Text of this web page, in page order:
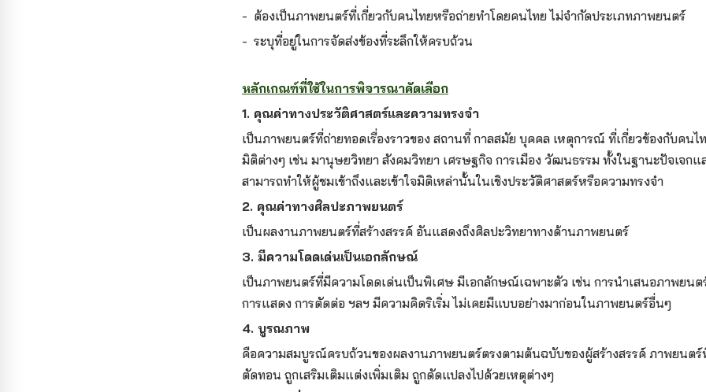
- ต้องเป็นภาพยนตร์ที่เกี่ยวกับคนไทยหรือถ่ายทำโดยคนไทย ไม่จำกัดประเภทภาพยนตร์
- ระบุที่อยู่ในการจัดส่งข้องที่ระลึกให้ครบถ้วน
หลักเกณฑ์ที่ใช้ในการพิจารณาคัดเลือก
1. คุณค่าทางประวัติศาสตร์และความทรงจำ
เป็นภาพยนตร์ที่ถ่ายทอดเรื่องราวของ สถานที่ กาลสมัย บุคคล เหตุการณ์ ที่เกี่ยวข้องกับคนไ
มิติต่างๆ เช่น มานุษยวิทยา สังคมวิทยา เศรษฐกิจ การเมือง วัฒนธรรม ทั้งในฐานะปัจเจก
สามารถทำให้ผู้ชมเข้าถึงและเข้าใจมิติเหล่านั้นในเชิงประวัติศาสตร์หรือความทรงจำ
2. คุณค่าทางศิลปะภาพยนตร์
เป็นผลงานภาพยนตร์ที่สร้างสรรค์ อันแสดงถึงศิลปะวิทยาทางด้านภาพยนตร์
3. มีความโดดเด่นเป็นเอกลักษณ์
เป็นภาพยนตร์ที่มีความโดดเด่นเป็นพิเศษ มีเอกลักษณ์เฉพาะตัว เช่น การนำเสนอภาพยนต
การแสดง การตัดต่อ ฯลฯ มีความคิดริเริ่ม ไม่เคยมีแบบอย่างมาก่อนในภาพยนตร์อื่นๆ
4. บูรณภาพ
คือความสมบูรณ์ครบถ้วนของผลงานภาพยนตร์ตรงตามต้นฉบับของผู้สร้างสรรค์ ภาพยนตร์
ตัดทอน ถูกเสริมเติมแต่งเพิ่มเติม ถูกดัดแปลงไปด้วยเหตุต่างๆ